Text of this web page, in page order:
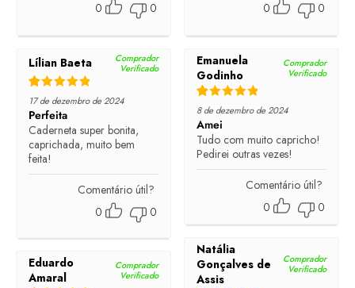
0
0
0
0
Lílian Baeta
Comprador
Verificado
Rated out of 5
17 de dezembro de 2024
Perfeita
Caderneta super bonita,
caprichada, muito bem
feita!
Comentário útil?
0
0
Emanuela
Godinho
Comprador
Verificado
Rated out of 5
8 de dezembro de 2024
Amei
Tudo com muito capricho!
Pedirei outras vezes!
Comentário útil?
0
0
Natália
Gonçalves de
Assis
Comprador
Verificado
Eduardo
Amaral
Comprador
Verificado